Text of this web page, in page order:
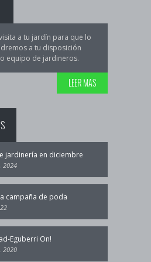
a tu jardín para que lo
a tu disposición
equipo de jardineros.
LEER MAS
jardinería en diciembre
2024
campaña de poda
Eguberri On!
2020